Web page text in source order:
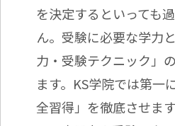
を決定するといっても
ん。受験に必要な学力
力・受験テクニック」
ます。KS学院では第一
全習得」を徹底させま